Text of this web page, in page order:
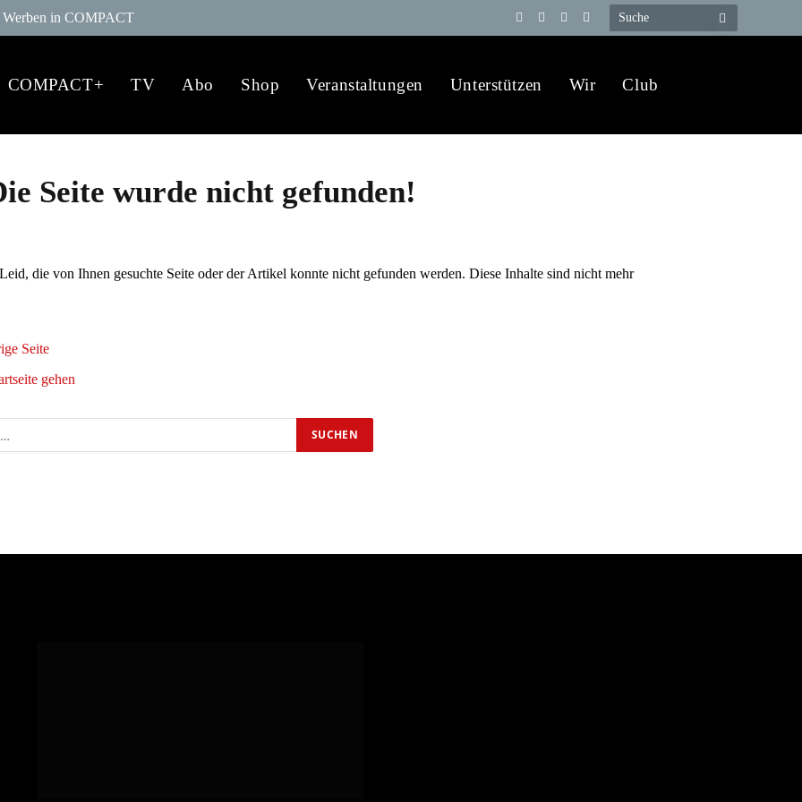
Werben in COMPACT
Telegram
YouTube
X
WhatsApp
COMPACT+ TV Abo Shop Veranstaltungen Unterstützen Wir Club
Seite wurde nicht gefunden!
die von Ihnen gesuchte Seite oder der Artikel konnte nicht gefunden werden. Diese Inhalte sind nicht mehr
Seite
gehen